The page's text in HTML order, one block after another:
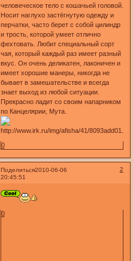
человеческое тело с кошачьей головой.
Носит наглухо застёгнутую одежду и
перчатки, часто берет с собой цилиндр
и трость, которой умеет отлично
фехтовать. Любит специальный сорт
чая, который каждый раз имеет разный
вкус. Он очень деликатен, лаконичен и
имеет хорошие манеры, никогда не
бывает в замешательстве и всегда
знает выход из любой ситуации.
Прекрасно ладит со своим напарником
по Канцелярии, Мута.
0
Поделиться 2
2010-06-06
20:45:51
0